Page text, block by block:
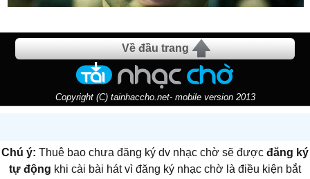
Về đầu trang
Copyright (C) tainhaccho.net- mobile version 2013
Chú ý: Thuê bao chưa đăng ký dv nhạc chờ sẽ được đăng ký
tự động khi cài bài hát vì đăng ký nhạc chờ là điều kiện bắt